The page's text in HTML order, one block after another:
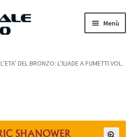
Menù
L’ETA’ DEL BRONZO: L’ILIADE A FUMETTI VOL.